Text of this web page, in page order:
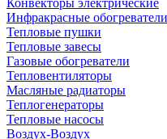
Конвекторы электрические
Инфракрасные обогреватели
Тепловые пушки
Тепловые завесы
Газовые обогреватели
Тепловентиляторы
Масляные радиаторы
Теплогенераторы
Тепловые насосы
Воздух-Воздух